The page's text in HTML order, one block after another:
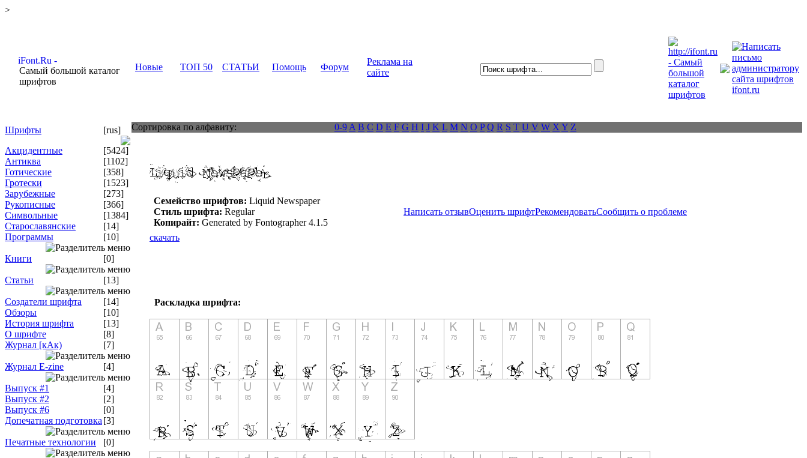
>
Самый большой каталог
шрифтов
Новые ТОП 50 СТАТЬИ Помощь Форум
Реклама на
сайте
Шрифты
[rus]
Акцидентные
[5424]
Антиква
[1102]
Готические
[358]
Гротески
[1523]
Зарубежные
[273]
Рукописные
[366]
Символьные
[1384]
Старославянские
[14]
Программы
[10]
Книги [0]
Статьи [13]
Создатели шрифта
[14]
Обзоры
[10]
История шрифта
[13]
О шрифте
[8]
Журнал [кАк)
[7]
Журнал E-zine [4]
Выпуск #1
[4]
Выпуск #2
[2]
Выпуск #6
[0]
Допечатная подготовка [3]
Печатные технологии [0]
Сортировка по алфавиту: 0-9 A B C D E F G H I J K L M N O P Q R S T U V W X Y Z
Семейство шрифтов: Liquid Newspaper
Стиль шрифта: Regular
Копирайт: Generated by Fontographer 4.1.5
Написать отзывОценить шрифтРекомендоватьСообщить о проблеме
скачать
Раскладка шрифта: